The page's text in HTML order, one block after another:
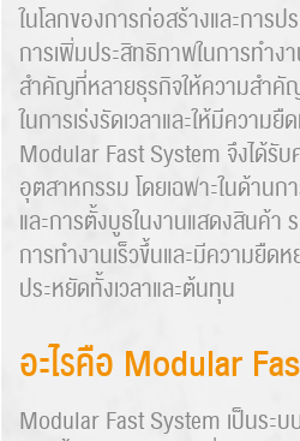
ในโลกของการก่อสร้างและการป
การเพิ่มประสิทธิภาพในการทำง
สำคัญที่หลายธุรกิจให้ความสำ
ในการเร่งรัดเวลาและให้มีความ
Modular Fast System จึงได้รั
อุตสาหกรรม โดยเฉพาะในด้าน
และการตั้งบูธในงานแสดงสินค้า
การทำงานเร็วขึ้นและมีความยืด
ประหยัดทั้งเวลาและต้นทุน
อะไรคือ Modular
Modular Fast System เป็นระ